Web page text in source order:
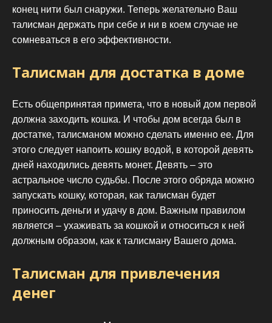
конец нити был снаружи. Теперь желательно Ваш
талисман держать при себе и ни в коем случае не
сомневаться в его эффективности.
Талисман для достатка в доме
Есть общепринятая примета, что в новый дом первой
должна заходить кошка. И чтобы дом всегда был в
достатке, талисманом можно сделать именно ее. Для
этого следует напоить кошку водой, в которой девять
дней находились девять монет. Девять – это
астральное число судьбы. После этого обряда можно
запускать кошку, которая, как талисман будет
приносить деньги и удачу в дом. Важным правилом
является – ухаживать за кошкой и относиться к ней
должным образом, как к талисману Вашего дома.
Талисман для привлечения
денег